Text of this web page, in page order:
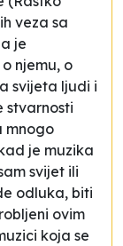
veza sa
je
o njemu, o
svijeta ljudi i
stvarnosti
mnogo
je muzika
svijet ili
odluka, biti
ovim
koja se